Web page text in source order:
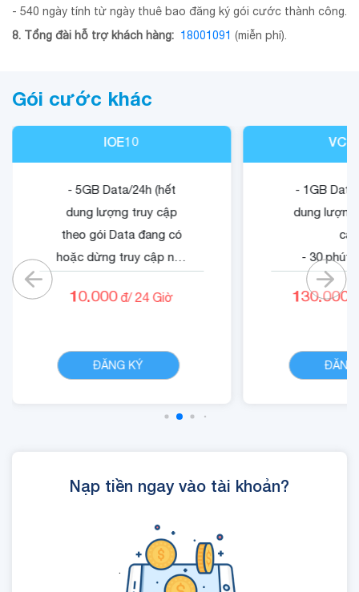
- 540 ngày tính từ ngày thuê bao đăng ký gói cước thành công.
8. Tổng đài hỗ trợ khách hàng: 18001091 (miễn phí).
Gói cước khác
IOE10
- 5GB Data/24h (hết
dung lượng truy cập
theo gói Data đang có
hoặc dừng truy cập nếu
- 05 phút ngoại mạng .
VinaPhone dưới 20 phút
- Cộng 300 RUBY, 01 Mã
10.000đ/ 24 Giờ
ĐĂNG KÝ
- 1GB
dung
- 30 phút
- 1500 phút
dung
130.000
ĐĂNG
Nạp tiền ngay vào tài khoản?
.